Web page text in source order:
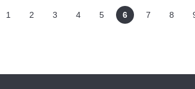
1 2 3 4 5 6 7 8